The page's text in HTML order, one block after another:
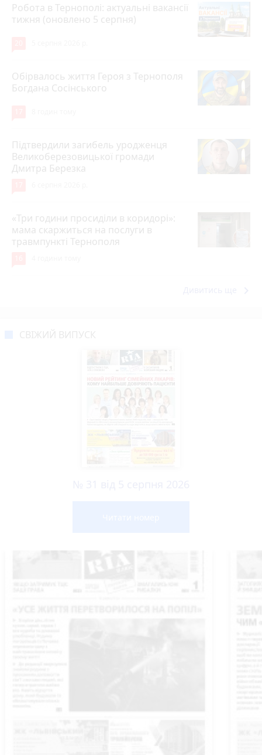
Робота в Тернополі: актуальні вакансії
тижня (оновлено 5 серпня)
Обірвалось життя Героя з Тернополя
Богдана Сосінського
Підтвердили загибель уродженця
Великоберезовицької громади
Дмитра Березка
«Три години просиділи в коридорі»:
мама скаржиться на послуги в
травмпункті Тернополя